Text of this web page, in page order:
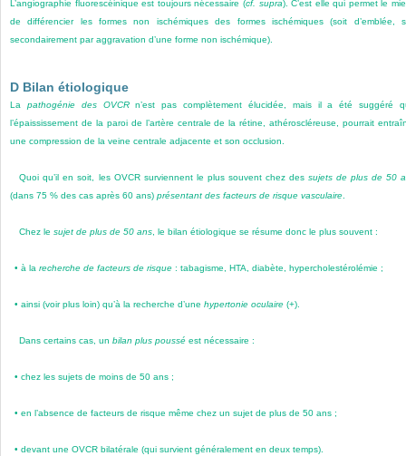
L’angiographie fluorescéinique est toujours nécessaire (cf. supra). C’est elle qui permet le
de différencier les formes non ischémiques des formes ischémiques (soit d’emblée,
secondairement par aggravation d’une forme non ischémique).
D Bilan étiologique
La pathogénie des OVCRn’est pas complètement élucidée, mais il a été suggéré
l’épaississement de la paroi de l’artère centrale de la rétine, athéroscléreuse, pourrait
une compression de la veine centrale adjacente et son occlusion.
Quoi qu’il en soit, les OVCR surviennent le plus souvent chez des sujets de plus de 50
(dans 75 % des cas après 60 ans) présentant des facteurs de risque vasculaire
Chez lesujet de plus de 50 ans , le bilan étiologique se résume donc le plus souvent :
•à larecherche de facteurs de risque : tabagisme, HTA, diabète, hypercholestérolémie ;
•ainsi (voir plus loin) qu’à la recherche d’unehypertonie oculaire (+).
Dans certains cas, unbilan plus poussé est nécessaire :
•chez les sujets de moins de 50 ans ;
•en l’absence de facteurs de risque même chez un sujet de plus de 50 ans ;
•devant une OVCR bilatérale (qui survient généralement en deux temps).